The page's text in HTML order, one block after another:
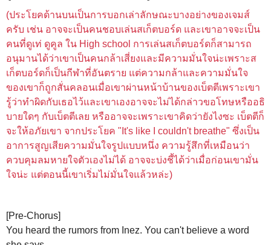
(ประโยคด้านบนเป็นการบอกเล่าลักษณะบางอย่างของเจมส์
ครับ เช่น อาจจะเป็นคนชอบเล่นสเก็ตบอร์ด และเขาอาจจะเป็น
คนที่ดูเท่ ดูคูล ใน High school การเล่นสเก็ตบอร์ดก็สามารถ
อนุมานได้ว่าเขาเป็นคนกล้าเสี่ยงและมีความมั่นใจน่ะเพราะส
เก็ตบอร์ดก็เป็นกีฬาที่อันตราย แต่ความกล้าและความมั่นใจ
ของเขาก็ถูกสั่นคลอนเมื่อเขาผ่านหน้าบ้านของเบ็ตตีเพราะเขา
รู้ว่าทำผิดกับเธอไว้และเขาเองอาจจะไม่ได้กล่าวขอโทษหรืออธิ
บายใดๆ กับเบ็ตตีเลย หรืออาจจะเพราะเขาคิดว่ายังไงซะ เบ็ตตีก็
จะให้อภัยเขา จากประโยค "It's like I couldn't breathe" ซึ่งเป็น
อาการสูญเสียความมั่นใจรูปแบบหนึ่ง ความรู้สึกที่เหมือนว่า
ควบคุมลมหายใจตัวเองไม่ได้ อาจจะบ่งชี้ได้ว่าเมื่อก่อนเขามั่น
ใจน่ะ แต่ตอนนี้เขาเริ่มไม่มั่นใจแล้วหล่ะ)
[Pre-Chorus]
You heard the rumors from Inez. You can't believe a word